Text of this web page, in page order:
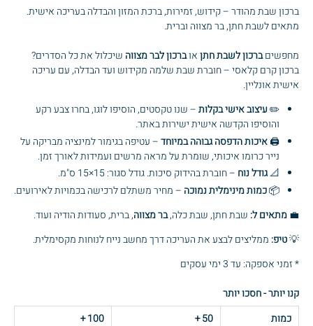
ברכון שבת מהודר – קידוש, זמירות, ברכת המזון והבדלה בעריכה אישית.
מתאים לשבת חתן, בר מצווה וברית.
מחפשיםברכון לשבת חתןאוברכון לבר מצווה שיכלול את כל הסדרים?
ברכון קרם קלאסי – חוברת שבת שלמה מקידוש ועד הבדלה, עם עריכה
אישית אונליין.
✏️עיצוב אישי בקלות– שנו טקסטים, הוסיפו לוגו, בחרו צבע רקע
והוסיפו הקדשה אישית ישירות באתר.
🖨️איכות הדפסה גבוהה במיוחד– עטיפה בגימור למינציה מבריקה על
נייר כרומו איכותי, שומרת על מראה מרשים ועמידות לאורך זמן.
📐גודל נוח – חוברת בהידוק סיכות. גודל סגור: 15×15 ס"מ.
📦כמות מינימלית נמוכה – מחיר משתלם לרכישה בכמויות לאירועים.
💼מתאים ל: שבת חתן, שבת כלה,בר מצווה, ברית, סעודות הודיה ועוד.
💡טיפ: ממליצים לבצע את העריכה דרך מחשב נייח לנוחות מקסימלית.
* זמני אספקה: עד 3 ימי עסקים
קנו יותר - חסכו יותר
כמות
50
+
100
+